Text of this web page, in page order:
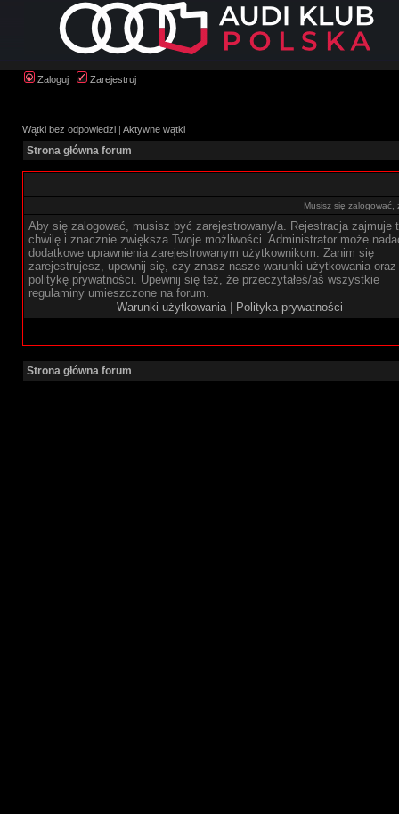
Zaloguj Zarejestruj
Wątki bez odpowiedzi | Aktywne wątki
Strona główna forum
Musisz się zalogować,
Aby się zalogować, musisz być zarejestrowany/a. Rejestracja zajmuje
chwilę i znacznie zwiększa Twoje możliwości. Administrator może
dodatkowe uprawnienia zarejestrowanym użytkownikom. Zanim się
zarejestrujesz, upewnij się, czy znasz nasze warunki użytkowania oraz
politykę prywatności. Upewnij się też, że przeczytałeś/aś wszystkie
regulaminy umieszczone na forum.
Warunki użytkowania| Polityka prywatności
Strona główna forum